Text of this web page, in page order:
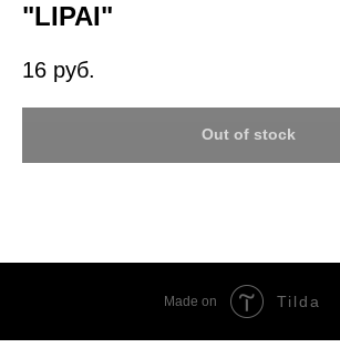
"LIPAI"
16 руб.
Out of stock
Made on Tilda